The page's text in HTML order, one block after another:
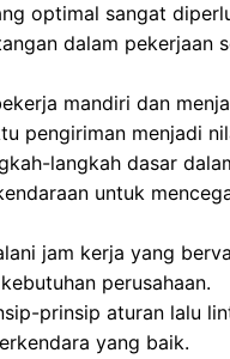
optimal sangat
dalam pekerjaan
mandiri dan
pengiriman menjadi
langkah dasar
untuk
jam kerja yang
perusahaan.
prinsip aturan lalu
yang baik.